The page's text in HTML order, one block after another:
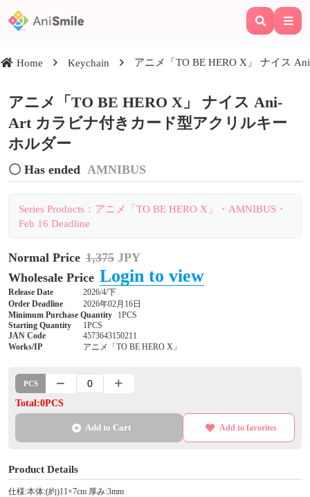
Home Keychain アニメ「TO BE HERO X」 ナイス
アニメ「TO BE HERO X」 ナイス Ani-
Art カラビナ付きカード型アクリルキー
ホルダー
〇 Has ended AMNIBUS
Series Products：アニメ「TO BE HERO X」・AMNIBUS・
Feb 16 Deadline
Normal Price 1,375 JPY
Wholesale Price Login to view
Release Date
2026/4/下
Order Deadline
2026年02月16日
Minimum Purchase Quantity
1PCS
Starting Quantity
1PCS
JAN Code
4573643150211
Works/IP
アニメ「TO BE HERO X」
PCS
Total:0PCS
Add to Cart Add to favorites
Product Details
仕様:本体:(約)11×7cm 厚み:3mm